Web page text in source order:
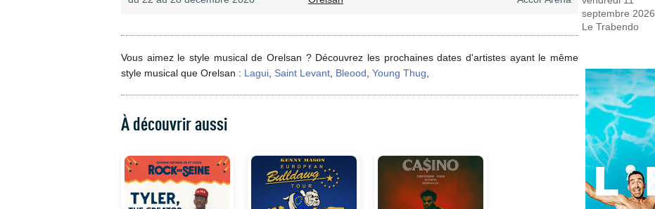
Vous aimez le style musical de Orelsan ? Découvrez les prochaines dates d'artistes ayant le même
style musical que Orelsan : Lagui Saint Levant Bleood Young Thug
À découvrir aussi
septembre 2026
Le Trabendo